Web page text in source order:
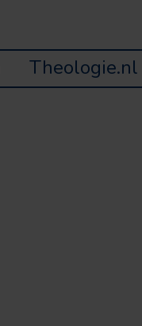
Theologie.nl